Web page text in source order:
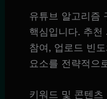
유튜브 알고리즘
핵심입니다. 추천
참여, 업로드 빈
요소를 전략적으
키워드 및 콘텐츠